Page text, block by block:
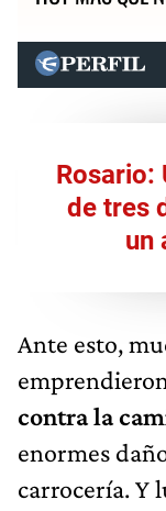
Rosario:
de tres
un
Ante esto,
contra la
enormes
carrocería. Y